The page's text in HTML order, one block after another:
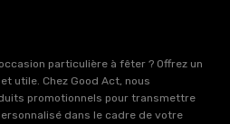
particulière à fêter ? Offrez un
utile. Chez Good Act, nous
promotionnels pour transmettre
dans le cadre de votre